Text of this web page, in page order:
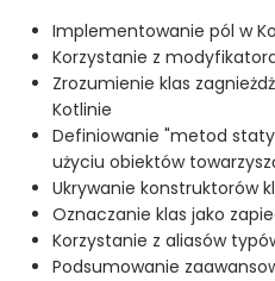
Implementowanie pól w
Korzystanie z
Zrozumienie klas
Kotlinie
Definiowanie "metod
użyciu obiektów
Ukrywanie konstruktorów
Oznaczanie klas jako
Korzystanie z aliasów
Podsumowanie